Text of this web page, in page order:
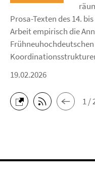
Prosa-Texten des 14.
Arbeit empirisch die
Frühneuhochdeutschen
19.02.2026
1 /